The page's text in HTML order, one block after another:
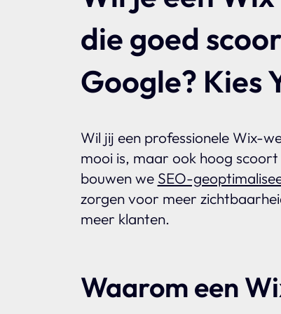
die goed
Google? Kies
Wil jij een professionele Wix-
mooi is, maar ook hoog scoort
bouwen we SEO-
zorgen voor meer
meer klanten.
Waarom een